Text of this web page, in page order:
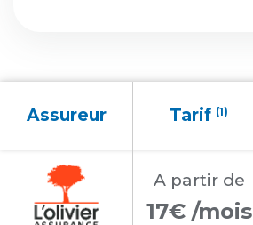
Assureur Tarif (1)
A partir de
17€ /mois